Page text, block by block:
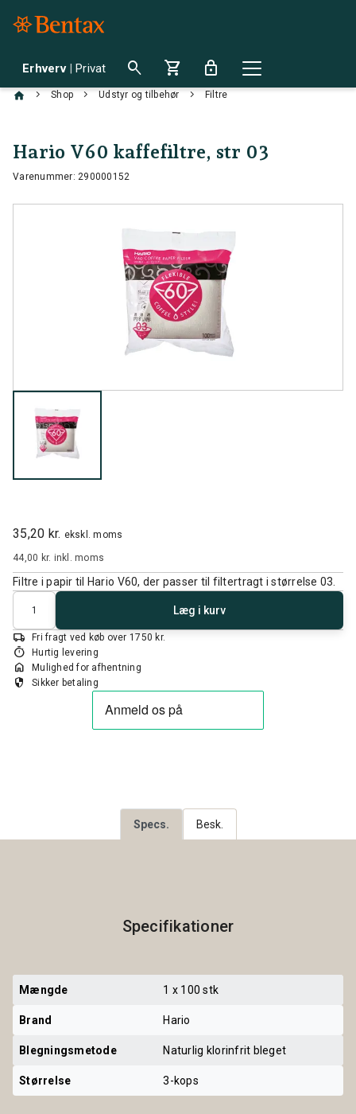
Erhverv | Privat search shopping_cart lock
chevron_right Shop chevron_right Udstyr og tilbehør chevron_right Filtre
Hario V60 kaffefiltre, str 03
Varenummer: 290000152
35,20 kr. ekskl. moms
44,00 kr. inkl. moms
Filtre i papir til Hario V60, der passer til filtertragt i størrelse 03.
Antal
Læg i kurv
local_shipping Fri fragt ved køb over 1750 kr.
timer Hurtig levering
home Mulighed for afhentning
security Sikker betaling
Specs. Besk.
Specifikationer
Mængde 1 x 100 stk
Brand Hario
Blegningsmetode Naturlig klorinfrit bleget
Størrelse 3-kops